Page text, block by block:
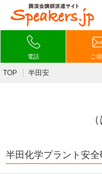
電話 ご
TOP 半田安
半田化学プラント安全